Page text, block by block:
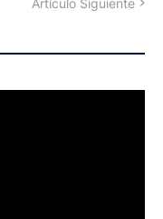
Artículo Siguiente